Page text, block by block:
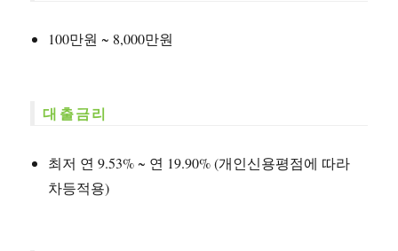
100만원 ~ 8,000만원
대출금리
최저 연 9.53% ~ 연 19.90% (개인신용평점에 따라
차등적용)